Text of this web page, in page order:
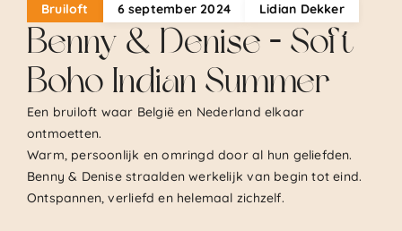
Bruiloft 6 september 2024 Lidian Dekker
Benny & Denise – Soft
Boho Indian Summer
Een bruiloft waar België en Nederland elkaar
ontmoetten.
Warm, persoonlijk en omringd door al hun geliefden.
Benny & Denise straalden werkelijk van begin tot eind.
Ontspannen, verliefd en helemaal zichzelf.